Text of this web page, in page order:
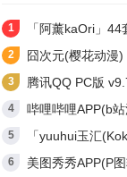
「阿薰kaOri」44套 COS作品写真
囧次元(樱花动漫)
腾讯QQ PC版 v9.7.25
哔哩哔哩APP(b站漫游版) v9.1.1
「yuuhui玉汇(Kokuhui)」169套 COS作品写
美图秀秀APP(P图软件)